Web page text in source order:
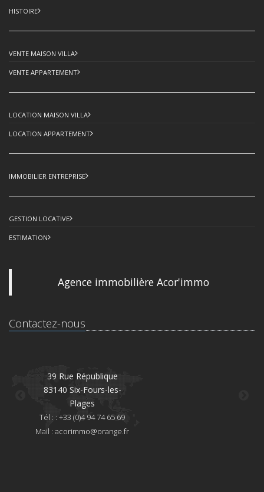
HISTOIRE
VENTE MAISON VILLA
VENTE APPARTEMENT
LOCATION MAISON VILLA
LOCATION APPARTEMENT
IMMOBILIER ENTREPRISE
GESTION LOCATIVE
ESTIMATION
Agence immobilière Acor'immo
Contactez-nous
39 Rue République
83140 Six-Fours-les-
Plages
Tél : : +33 (0)4 94 74 65 69
Mail : acorimmo@orange.fr